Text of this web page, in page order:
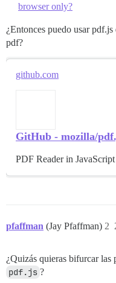
browser only?
¿Entonces puedo usar pdf.js
pdf?
github.com
GitHub - mozilla/
PDF Reader in JavaScript
pfaffman (Jay Pfaffman) 2
¿Quizás quieras bifurcar las
pdf.js ?